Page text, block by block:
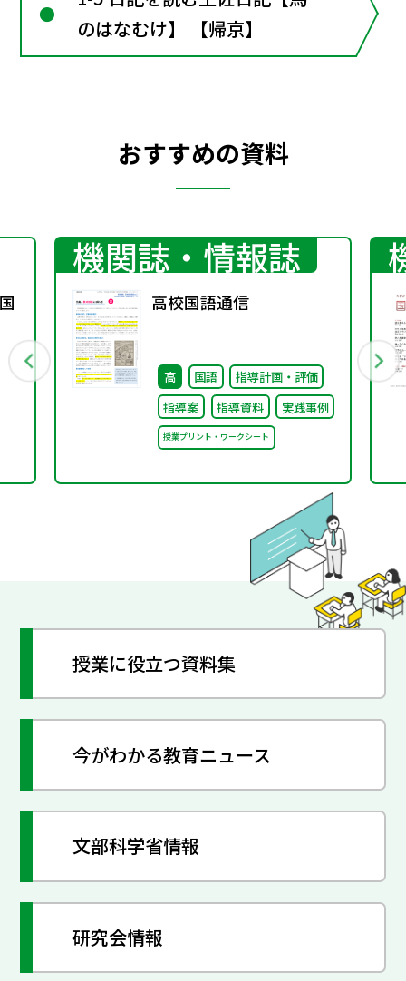
のはなむけ】 【帰京】
おすすめの資料
機関誌・情報誌
高校国語通信
高 国語
指導計画・評価
指導案
指導資料 実践事例
授業プリント・ワークシート
授業に役立つ資料集
今がわかる教育ニュース
文部科学省情報
研究会情報